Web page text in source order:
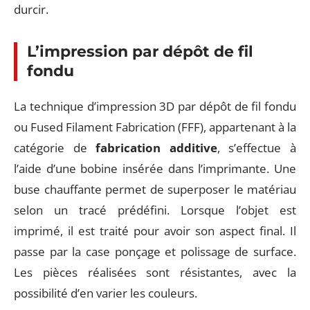
durcir.
L’impression par dépôt de fil
fondu
La technique d’impression 3D par dépôt de fil fondu
ou Fused Filament Fabrication (FFF), appartenant à la
catégorie defabrication additive, s’effectue à
l’aide d’une bobine insérée dans l’imprimante. Une
buse chauffante permet de superposer le matériau
selon un tracé prédéfini. Lorsque l’objet est
imprimé, il est traité pour avoir son aspect final. Il
passe par la case ponçage et polissage de surface.
Les pièces réalisées sont résistantes, avec la
possibilité d’en varier les couleurs.